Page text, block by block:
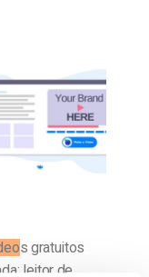
s gratuitos
leitor de